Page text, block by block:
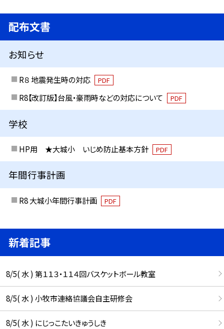
配布文書
お知らせ
R８ 地震発生時の対応 PDF
R8【改訂版】台風・豪雨時などの対応について PDF
学校
HP用 ★大城小 いじめ防止基本方針 PDF
年間行事計画
R8 大城小年間行事計画 PDF
新着記事
8/5( 水 ) 第１１３・１１４回バスケットボール教室
8/5( 水 ) 小牧市連絡協議会自主研修会
8/5( 水 ) にじっこたいきゅうしき